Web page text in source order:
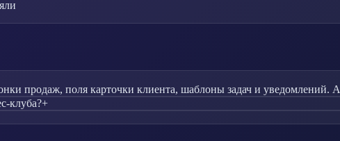
продаж, поля карточки клиента, шаблоны задач и уведомлений.
клуба?+